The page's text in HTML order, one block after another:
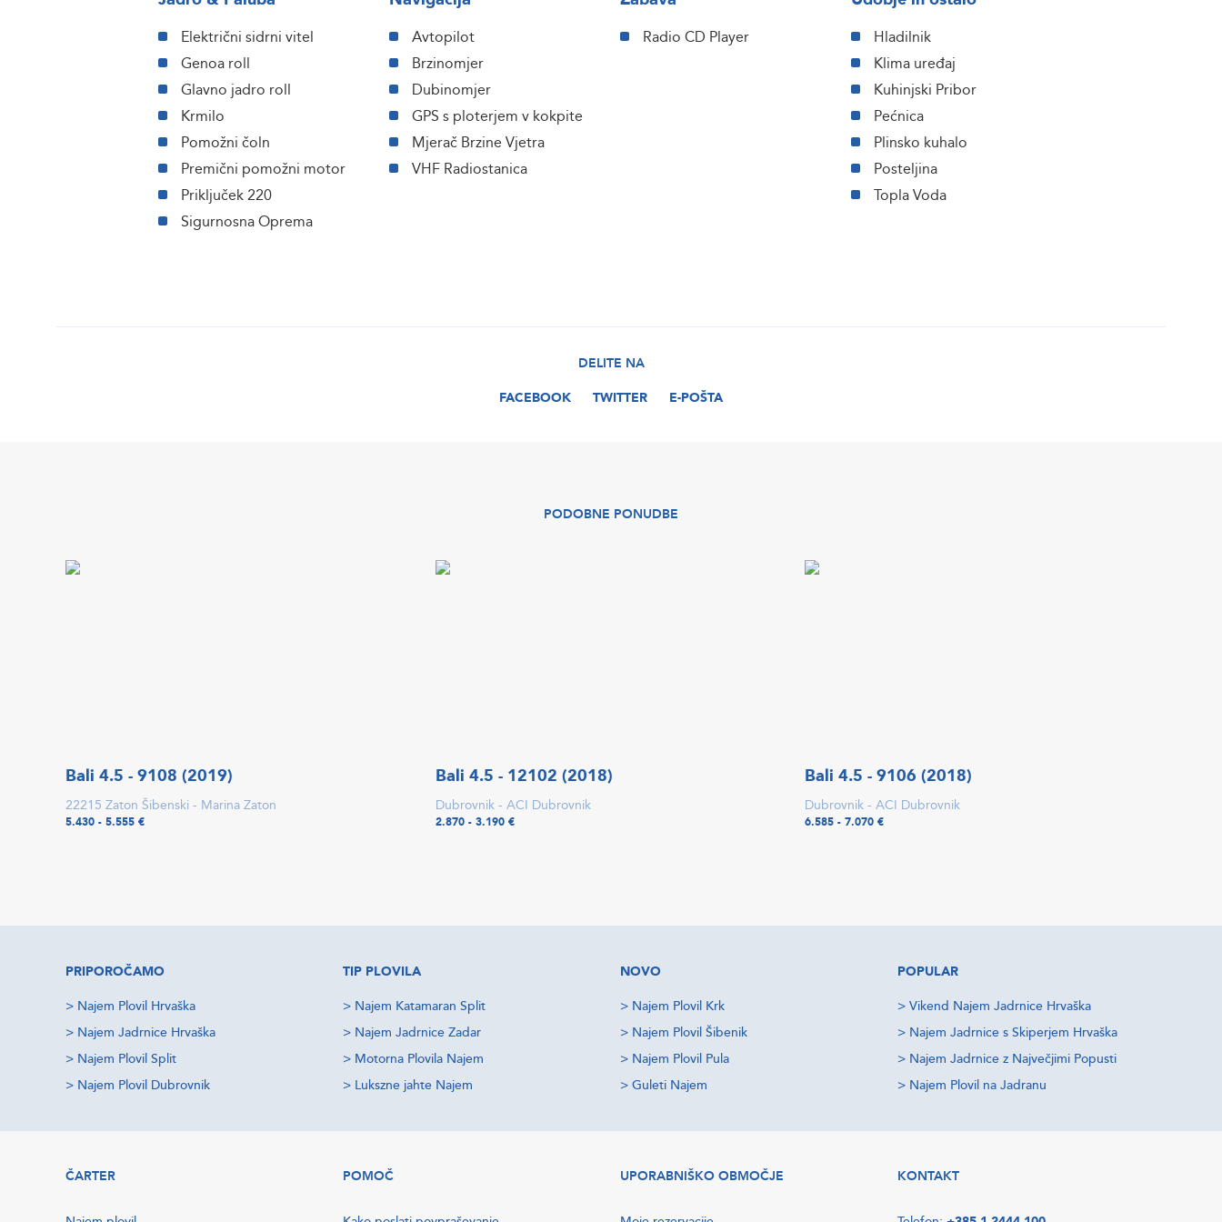
Električni sidrni vitel
Genoa roll
Glavno jadro roll
Krmilo
Pomožni čoln
Premični pomožni motor
Priključek 220
Sigurnosna Oprema
Avtopilot
Brzinomjer
Dubinomjer
GPS s ploterjem v kokpite
Mjerač Brzine Vjetra
VHF Radiostanica
Radio CD Player
Hladilnik
Klima uređaj
Kuhinjski Pribor
Pećnica
Plinsko kuhalo
Posteljina
Topla Voda
DELITE NA
FACEBOOK
TWITTER E-POŠTA
PODOBNE PONUDBE
Bali 4.5 - 9108 (2019)
22215 Zaton Šibenski - Marina Zaton
5.430 - 5.555 €
Bali 4.5 - 12102 (2018)
Dubrovnik - ACI Dubrovnik
2.870 - 3.190 €
Bali 4.5 - 9106 (2018)
Dubrovnik - ACI Dubrovnik
6.585 - 7.070 €
PRIPOROČAMO
> Najem Plovil Hrvaška
> Najem Jadrnice Hrvaška
> Najem Plovil Split
> Najem Plovil Dubrovnik
TIP PLOVILA
> Najem Katamaran Split
> Najem Jadrnice Zadar
> Motorna Plovila Najem
> Lukszne jahte Najem
NOVO
> Najem Plovil Krk
> Najem Plovil Šibenik
> Najem Plovil Pula
> Guleti Najem
POPULAR
> Vikend Najem Jadrnice Hrvaška
> Najem Jadrnice s Skiperjem Hrvaška
> Najem Jadrnice z Največjimi Popusti
> Najem Plovil na Jadranu
ČARTER POMOČ UPORABNIŠKO OBMOČJE KONTAKT